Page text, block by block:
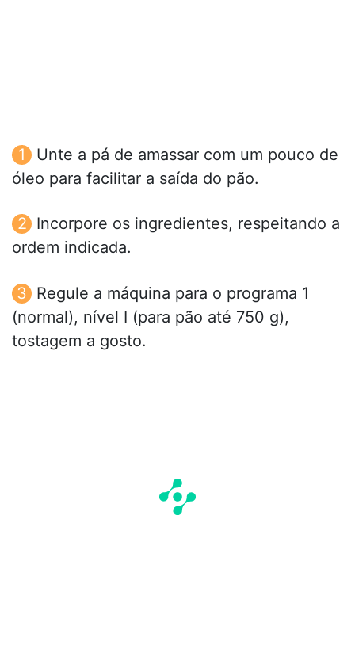
Unte a pá de amassar com um pouco de
óleo para facilitar a saída do pão.
Incorpore os ingredientes, respeitando a
ordem indicada.
Regule a máquina para o programa 1
(normal), nível I (para pão até 750 g),
tostagem a gosto.